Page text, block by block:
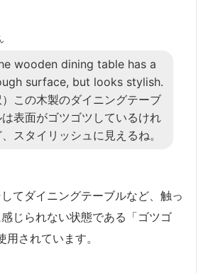
wooden dining table has a
surface, but looks stylish.
この木製のダイニングテーブ
は表面がゴツゴツしているけれ
、スタイリッシュに見えるね。
てダイニングテーブルなど、触っ
じられない状態である「ゴツゴ
用されています。